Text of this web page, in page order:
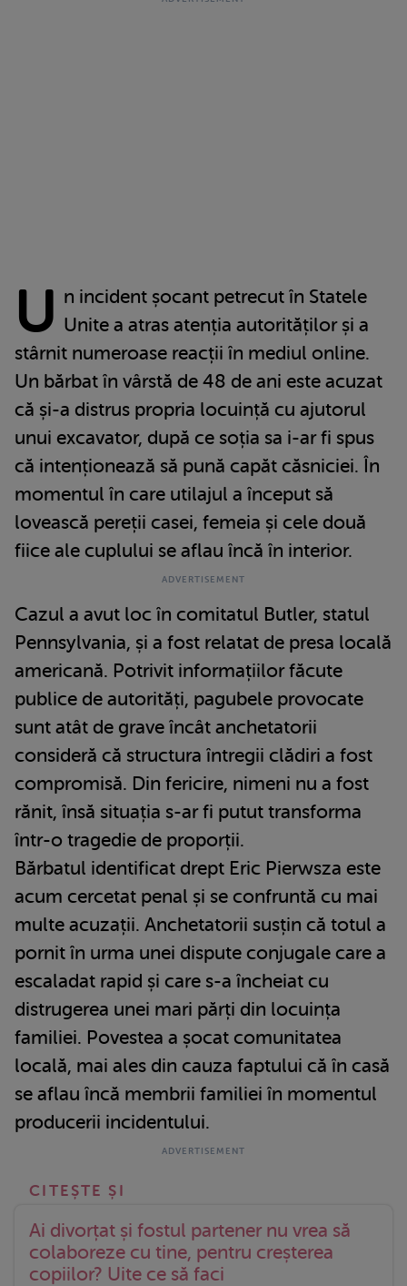
U n incident șocant petrecut în Statele
Unite a atras atenția autorităților și a
stârnit numeroase reacții în mediul online.
Un bărbat în vârstă de 48 de ani este acuzat
că și-a distrus propria locuință cu ajutorul
unui excavator, după ce soția sa i-ar fi spus
că intenționează să pună capăt căsniciei. În
momentul în care utilajul a început să
lovească pereții casei, femeia și cele două
fiice ale cuplului se aflau încă în interior.
Cazul a avut loc în comitatul Butler, statul
Pennsylvania, și a fost relatat de presa locală
americană. Potrivit informațiilor făcute
publice de autorități, pagubele provocate
sunt atât de grave încât anchetatorii
consideră că structura întregii clădiri a fost
compromisă. Din fericire, nimeni nu a fost
rănit, însă situația s-ar fi putut transforma
într-o tragedie de proporții.
Bărbatul identificat drept Eric Pierwsza este
acum cercetat penal și se confruntă cu mai
multe acuzații. Anchetatorii susțin că totul a
pornit în urma unei dispute conjugale care a
escaladat rapid și care s-a încheiat cu
distrugerea unei mari părți din locuința
familiei. Povestea a șocat comunitatea
locală, mai ales din cauza faptului că în casă
se aflau încă membrii familiei în momentul
producerii incidentului.
Ai divorțat și fostul partener nu vrea să
colaboreze cu tine, pentru creșterea
copiilor? Uite ce să faci